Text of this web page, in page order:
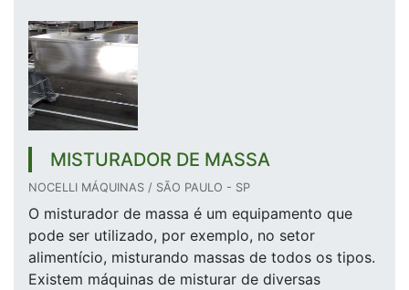
MISTURADOR DE MASSA
NOCELLI MÁQUINAS / SÃO PAULO - SP
O misturador de massa é um equipamento que
pode ser utilizado, por exemplo, no setor
alimentício, misturando massas de todos os tipos.
Existem máquinas de misturar de diversas